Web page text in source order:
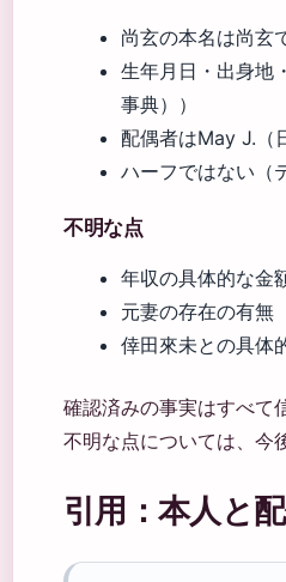
尚玄の本名は尚玄
生年月日・出身地
事典））
配偶者はMay J.（
ハーフではない（
不明な点
年収の具体的な金
元妻の存在の有無
倖田來未との具体
確認済みの事実はすべて
不明な点については、今
引用：本人と